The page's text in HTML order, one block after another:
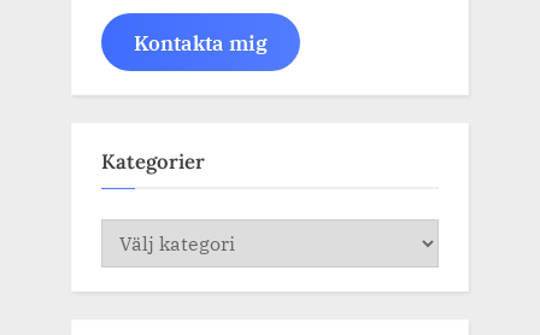
Kontakta mig
Kategorier
Kategorier